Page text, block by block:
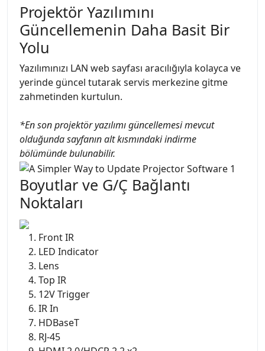
Projektör Yazılımını
Güncellemenin Daha Basit Bir
Yolu
Yazılımınızı LAN web sayfası aracılığıyla kolayca ve
yerinde güncel tutarak servis merkezine gitme
zahmetinden kurtulun.
*En son projektör yazılımı güncellemesi mevcut
olduğunda sayfanın alt kısmındaki indirme
bölümünde bulunabilir.
Boyutlar ve G/Ç Bağlantı
Noktaları
Front IR
LED Indicator
Lens
Top IR
12V Trigger
IR In
HDBaseT
RJ-45